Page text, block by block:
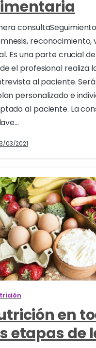
consultaSeguimiento
reconocimiento,
Es una parte crucial
el profesional realiza
al paciente.
personalizado e
al paciente. La
03/2021
en
etapas de